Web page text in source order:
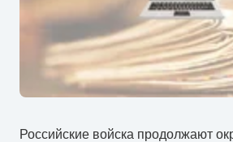
Российские войска продолжают